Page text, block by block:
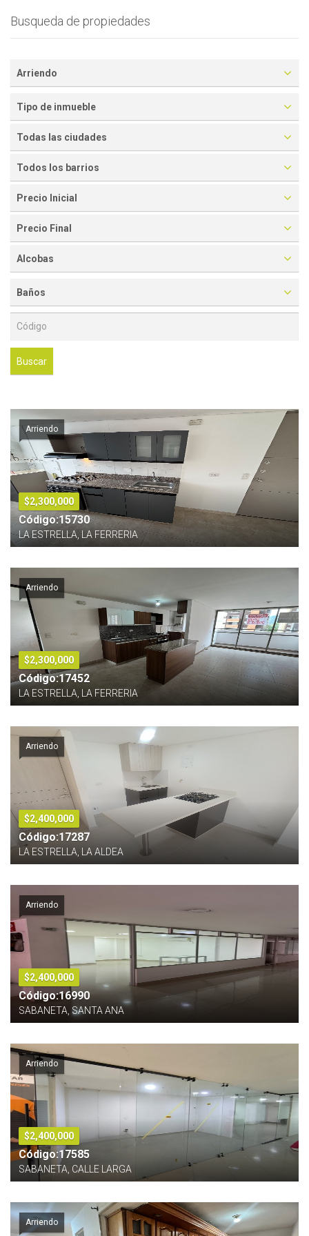
Busqueda de propiedades
Arriendo
Tipo de inmueble
Todas las ciudades
Todos los barrios
Precio Inicial
Precio Final
Alcobas
Baños
Buscar
Arriendo
$2,300,000
Código:15730
LA ESTRELLA, LA FERRERIA
Arriendo
$2,300,000
Código:17452
LA ESTRELLA, LA FERRERIA
Arriendo
$2,400,000
Código:17287
LA ESTRELLA, LA ALDEA
Arriendo
$2,400,000
Código:16990
SABANETA, SANTA ANA
Arriendo
$2,400,000
Código:17585
SABANETA, CALLE LARGA
Arriendo